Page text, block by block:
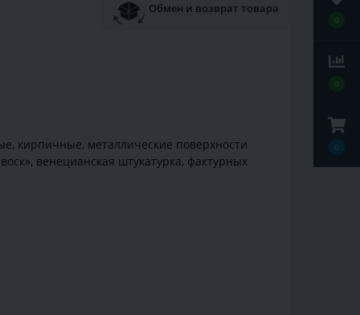
0
0
0
Обмен и возврат товара
кирпичные, металлические поверхности
венецианская штукатурка, фактурных